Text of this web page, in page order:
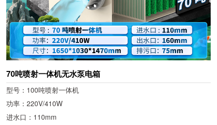
70吨喷射一体机无水泵电箱
型号：100吨喷射一体机
功率：220V/410W
进水口：110mm